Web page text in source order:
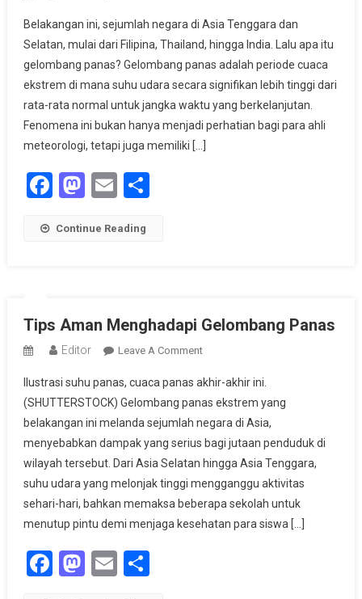
Gelombang
Panas:
Penyebab,
Dampak,
Dan
Upaya
Mengatasinya
Belakangan ini, sejumlah negara di Asia Tenggara dan
Selatan, mulai dari Filipina, Thailand, hingga India. Lalu apa itu
gelombang panas? Gelombang panas adalah periode cuaca
ekstrem di mana suhu udara secara signifikan lebih tinggi dari
rata-rata normal untuk jangka waktu yang berkelanjutan.
Fenomena ini bukan hanya menjadi perhatian bagi para ahli
meteorologi, tetapi juga memiliki […]
Facebook
Mastodon
EmailShare
Continue Reading
Tips Aman Menghadapi Gelombang Panas
Editor Leave A CommentOn
Aman
Menghadapi
Gelombang
Panas
Ilustrasi suhu panas, cuaca panas akhir-akhir ini.
(SHUTTERSTOCK) Gelombang panas ekstrem yang
belakangan ini melanda sejumlah negara di Asia,
menyebabkan dampak yang serius bagi jutaan penduduk di
wilayah tersebut. Dari Asia Selatan hingga Asia Tenggara,
suhu udara yang melonjak tinggi mengganggu aktivitas
sehari-hari, bahkan memaksa beberapa sekolah untuk
menutup pintu demi menjaga kesehatan para siswa […]
Facebook
Mastodon
EmailShare